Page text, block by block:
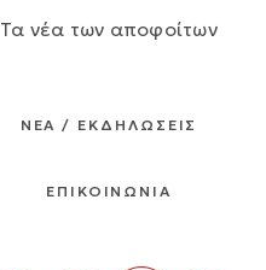
Τα νέα των αποφοίτων
ΝΕΑ / ΕΚΔΗΛΩΣΕΙΣ
ΕΠΙΚΟΙΝΩΝΙΑ